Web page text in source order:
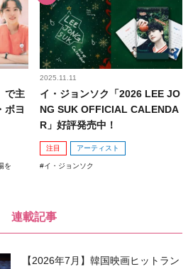
で主
ボヨ
を
2025.11.11
イ・ジョンソク「2026 LEE JO
NG SUK OFFICIAL CALENDA
R」好評発売中！
注目 アーティスト
イ・ジョンソク
連載記事
【2026年7月】韓国映画ヒットラン